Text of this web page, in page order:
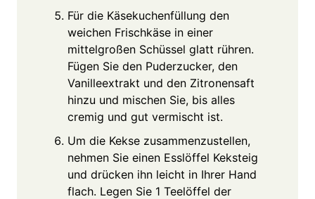
Für die Käsekuchenfüllung den
weichen Frischkäse in einer
mittelgroßen Schüssel glatt rühren.
Fügen Sie den Puderzucker, den
Vanilleextrakt und den Zitronensaft
hinzu und mischen Sie, bis alles
cremig und gut vermischt ist.
Um die Kekse zusammenzustellen,
nehmen Sie einen Esslöffel Keksteig
und drücken ihn leicht in Ihrer Hand
flach. Legen Sie 1 Teelöffel der